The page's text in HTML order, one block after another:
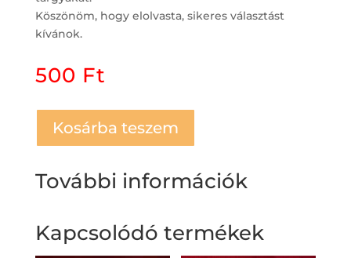
Köszönöm, hogy elolvasta, sikeres választást
kívánok.
500 Ft
Kosárba teszem
További információk
Kapcsolódó termékek